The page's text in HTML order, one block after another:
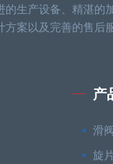
的生产设备、精湛的
方案以及完善的售后
产
滑
旋